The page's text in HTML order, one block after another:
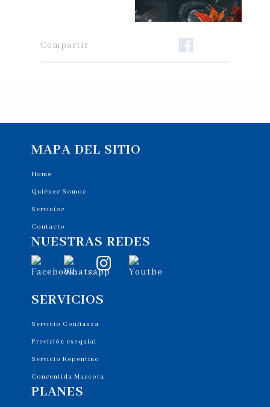
Compartir
MAPA DEL SITIO
Home
Quiénes Somos
Servicios
Contacto
NUESTRAS REDES
SERVICIOS
Servicio Confianza
Previsión exequial
Servicio Repentino
Consentida Mascota
PLANES